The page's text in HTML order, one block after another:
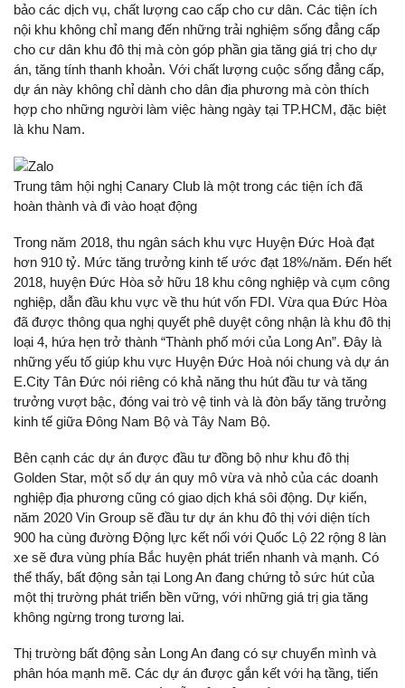
bảo các dịch vụ, chất lượng cao cấp cho cư dân. Các tiện ích
nội khu không chỉ mang đến những trải nghiệm sống đẳng cấp
cho cư dân khu đô thị mà còn góp phần gia tăng giá trị cho dự
án, tăng tính thanh khoản. Với chất lượng cuộc sống đẳng cấp,
dự án này không chỉ dành cho dân địa phương mà còn thích
hợp cho những người làm việc hàng ngày tại TP.HCM, đặc biệt
là khu Nam.
Trung tâm hội nghị Canary Club là một trong các tiện ích đã
hoàn thành và đi vào hoạt động
Trong năm 2018, thu ngân sách khu vực Huyện Đức Hoà đạt
hơn 910 tỷ. Mức tăng trưởng kinh tế ước đạt 18%/năm. Đến hết
2018, huyện Đức Hòa sở hữu 18 khu công nghiệp và cụm công
nghiệp, dẫn đầu khu vực về thu hút vốn FDI. Vừa qua Đức Hòa
đã được thông qua nghị quyết phê duyệt công nhận là khu đô thị
loại 4, hứa hẹn trở thành “Thành phố mới của Long An”. Đây là
những yếu tố giúp khu vực Huyện Đức Hoà nói chung và dự án
E.City Tân Đức nói riêng có khả năng thu hút đầu tư và tăng
trưởng vượt bậc, đóng vai trò vệ tinh và là đòn bẩy tăng trưởng
kinh tế giữa Đông Nam Bộ và Tây Nam Bộ.
Bên cạnh các dự án được đầu tư đồng bộ như khu đô thị
Golden Star, một số dự án quy mô vừa và nhỏ của các doanh
nghiệp địa phương cũng có giao dịch khá sôi động. Dự kiến,
năm 2020 Vin Group sẽ đầu tư dự án khu đô thị với diện tích
900 ha cùng đường Động lực kết nối với Quốc Lộ 22 rộng 8 làn
xe sẽ đưa vùng phía Bắc huyện phát triển nhanh và mạnh. Có
thể thấy, bất động sản tại Long An đang chứng tỏ sức hút của
một thị trường phát triển bền vững, với những giá trị gia tăng
không ngừng trong tương lai.
Thị trường bất động sản Long An đang có sự chuyển mình và
phân hóa mạnh mẽ. Các dự án được gắn kết với hạ tầng, tiến